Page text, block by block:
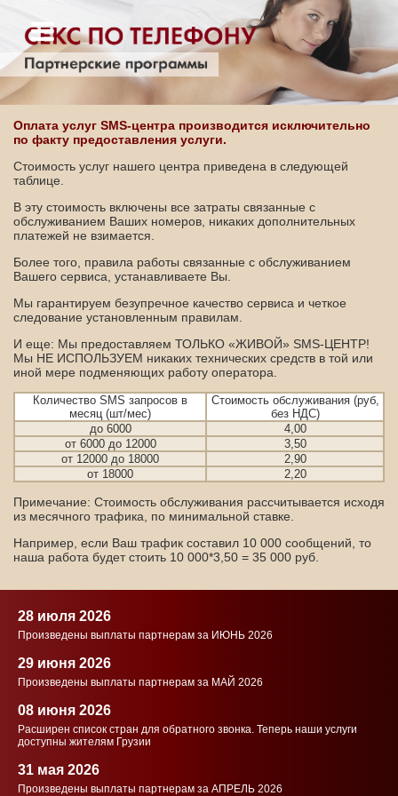
Оплата услуг SMS-центра производится исключительно
по факту предоставления услуги.
Стоимость услуг нашего центра приведена в следующей
таблице.
В эту стоимость включены все затраты связанные с
обслуживанием Ваших номеров, никаких дополнительных
платежей не взимается.
Более того, правила работы связанные с обслуживанием
Вашего сервиса, устанавливаете Вы.
Мы гарантируем безупречное качество сервиса и четкое
следование установленным правилам.
И еще: Мы предоставляем ТОЛЬКО «ЖИВОЙ» SMS-ЦЕНТР!
Мы НЕ ИСПОЛЬЗУЕМ никаких технических средств в той или
иной мере подменяющих работу оператора.
Количество SMS запросов в
месяц (шт/мес)
Стоимость обслуживания (руб,
без НДС)
до 6000
4,00
от 6000 до 12000
3,50
от 12000 до 18000
2,90
от 18000
2,20
Примечание: Стоимость обслуживания рассчитывается исходя
из месячного трафика, по минимальной ставке.
Например, если Ваш трафик составил 10 000 сообщений, то
наша работа будет стоить 10 000*3,50 = 35 000 руб.
28 июля 2026
Произведены выплаты партнерам за ИЮНЬ 2026
29 июня 2026
Произведены выплаты партнерам за МАЙ 2026
08 июня 2026
Расширен список стран для обратного звонка. Теперь наши услуги
доступны жителям Грузии
31 мая 2026
Произведены выплаты партнерам за АПРЕЛЬ 2026